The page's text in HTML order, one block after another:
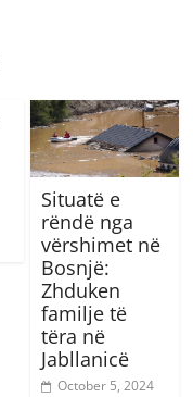
Situatë e
rëndë nga
vërshimet në
Bosnjë:
Zhduken
familje të
tëra në
Jabllanicë
October 5, 2024